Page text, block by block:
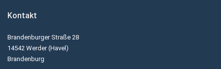
Kontakt
Brandenburger Straße 28
14542 Werder (Havel)
Brandenburg